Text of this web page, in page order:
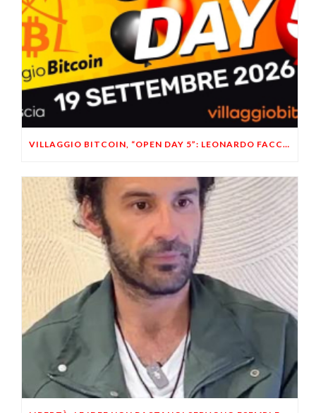
VILLAGGIO BITCOIN, “OPEN DAY 5”: LEONARDO FACCO OSPITE A BRESCIA